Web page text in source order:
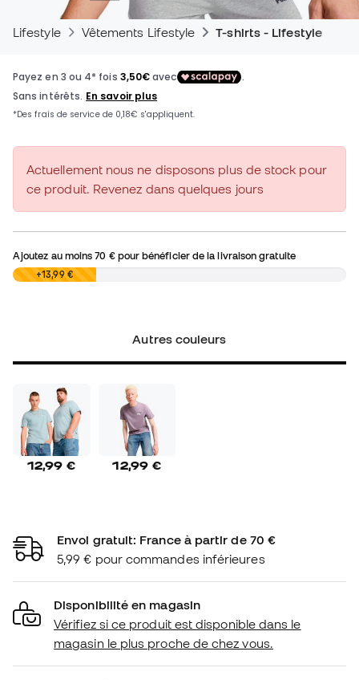
Lifestyle Vêtements Lifestyle T-shirts - Lifestyle
Actuellement nous ne disposons plus de stock pour
ce produit. Revenez dans quelques jours
Ajoutez au moins70 €pour bénéficier de la livraison gratuite
0,00 €+13,99 €
Autres couleurs
12,99 € 12,99 €
Envoi gratuit: France à partir de 70 €
5,99 € pour commandes inférieures
Disponibilité en magasin
Vérifiez si ce produit est disponible dans le
magasin le plus proche de chez vous.